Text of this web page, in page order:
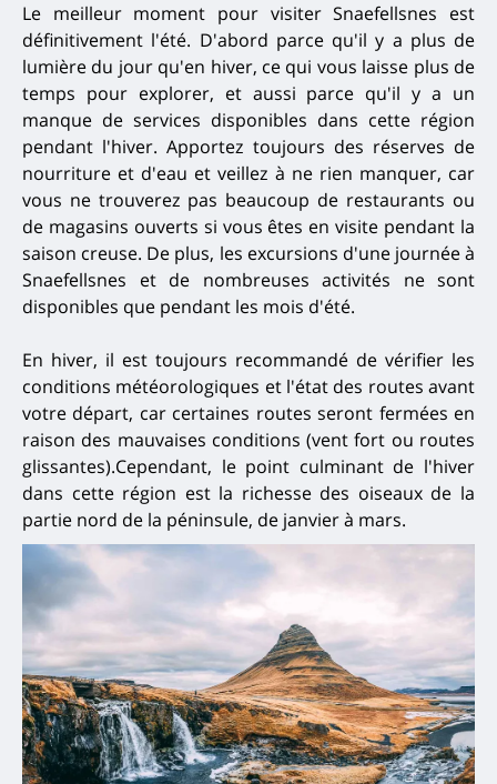
Le meilleur moment pour visiter Snaefellsnes est
définitivement l'été. D'abord parce qu'il y a plus de
lumière du jour qu'en hiver, ce qui vous laisse plus de
temps pour explorer, et aussi parce qu'il y a un
manque de services disponibles dans cette région
pendant l'hiver. Apportez toujours des réserves de
nourriture et d'eau et veillez à ne rien manquer, car
vous ne trouverez pas beaucoup de restaurants ou
de magasins ouverts si vous êtes en visite pendant la
saison creuse. De plus, les excursions d'une journée à
Snaefellsnes et de nombreuses activités ne sont
disponibles que pendant les mois d'été.
En hiver, il est toujours recommandé de vérifier les
conditions météorologiques et l'état des routes avant
votre départ, car certaines routes seront fermées en
raison des mauvaises conditions (vent fort ou routes
glissantes).Cependant, le point culminant de l'hiver
dans cette région est la richesse des oiseaux de la
partie nord de la péninsule, de janvier à mars.